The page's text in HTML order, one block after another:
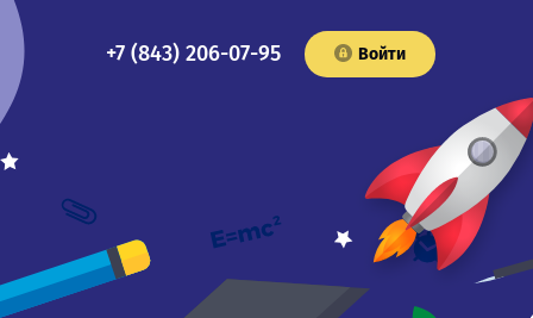
+7 (843) 206-07-95 Войти